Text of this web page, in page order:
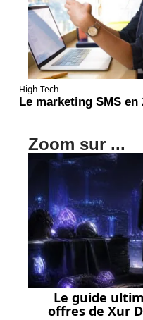
High-Tech
Le marketing SMS en
Zoom sur ...
Le guide
offres de Xur